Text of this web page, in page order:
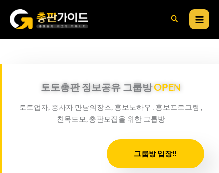
너
검
토토총판 정보공유 그룹방OPEN
토토업자, 종사자 만남의장소, 홍보노하우 , 홍보프로그램 ,
친목도모, 총판모집을 위한 그룹방
그룹방 입장!!